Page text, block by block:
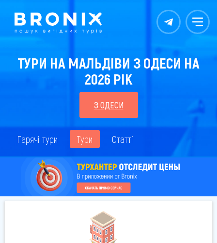
Контакты Меню
ТУРИ НА МАЛЬДІВИ З ОДЕСИ НА
2026 РІК
З ОДЕСИ
Гарячі тури Тури Статті